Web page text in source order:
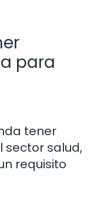
para
tener
sector salud,
requisito